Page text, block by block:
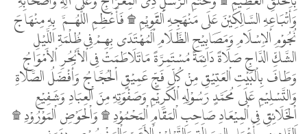
وَأَتْبَاعِهِ السَّالِكِيْنَ عَلَى مَنْهَجِهِ اْلقَوِيْمِ ۩ فَأَعْظِمِ اللّٰهُـمَّ بِهِ مِنْهَاجَ
نُجُوْمِ اْلإِسْلَامِ وَمَصَابِيْحِ الظَّلَامِ اْلمُهْتَدَى بِهِمْ فِى ظُلْمَةِ اللَّيْلِ
الشَّكِّ الدَّاجِ صَلَاةً دَائِمَةً مُسْتَمِرَّةً مَاتَلَاطَمَتْ فِى اْلأَبْحُرِ اْلأَمْوَاجُ
وَطَافَ بِاْلبَيْتِ اْلعَتِيْقِ مِنْ كُلِّ فَجٍّ عَمِيْقٍ اْلحُجَّاجُ وَأَفْضَلُ الصَّلَاةِ
وَالتَّسْلِيْمِ عَلَى مُحَمَّدٍ رَسُوْلِهِ اْلكَرِيْمِ وَصَفْوَتِهِ مِنَ اْلعِبَادِ وَشَفِيْعِ
اْلخَلَائِقِ فِى اْلمِيْعَادِ صَاحِبِ اْلمَقَامِ اْلمَحْمُوْدِ ۩ وَاْلحَوْضِ اْلمَوْرُوْدِ ۩